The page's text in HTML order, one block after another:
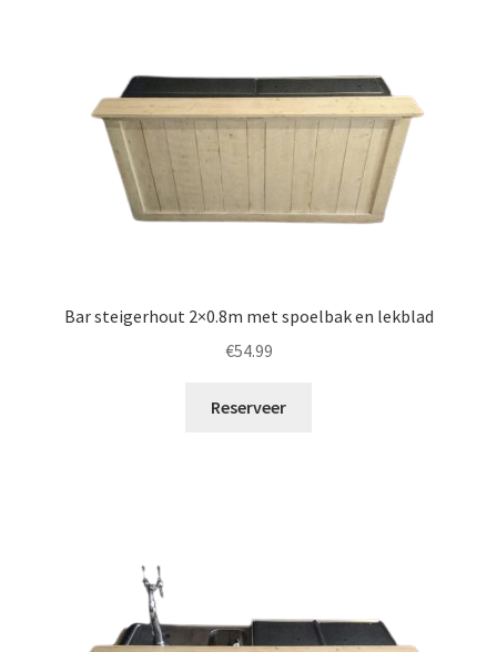
Bar steigerhout 2×0.8m met spoelbak en lekblad
€54.99
Reserveer